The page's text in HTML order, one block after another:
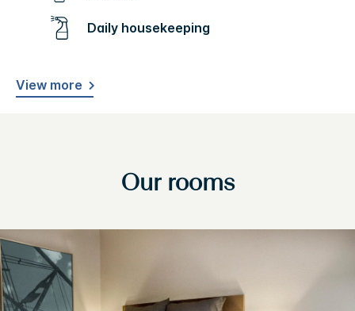
Daily housekeeping
View more
Our rooms